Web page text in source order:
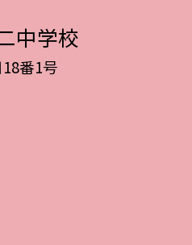
中学校
番1号